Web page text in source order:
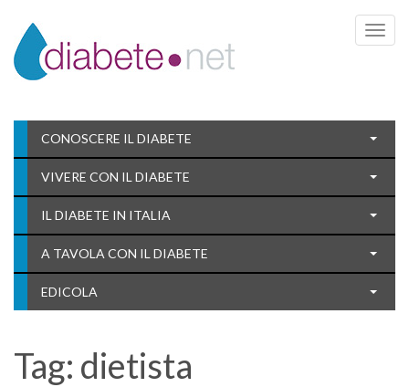
Toggle
CONOSCERE IL DIABETE
VIVERE CON IL DIABETE
IL DIABETE IN ITALIA
A TAVOLA CON IL DIABETE
EDICOLA
Tag: dietista